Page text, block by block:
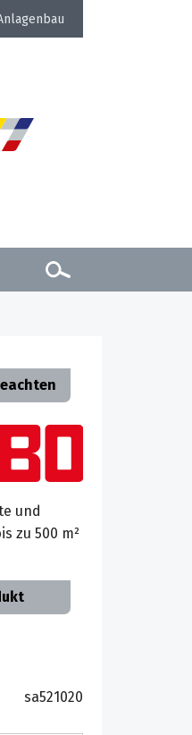
und
zu 500 m²
sa521020